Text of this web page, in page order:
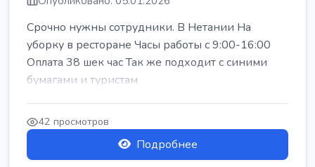
Срочно нужны сотрудники. В Нетании На
уборку в ресторане Часы работы с 9:00-16:00
Оплата 38 шек час Так же подходит с синими
бумагами и туристам
42 просмотров
Подробнее